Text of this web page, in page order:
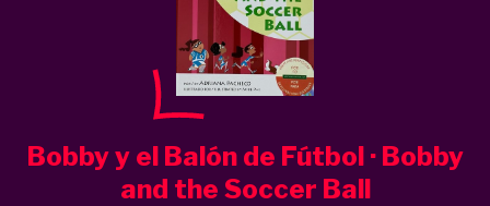
Bobby y el Balón de Fútbol · Bobby
and the Soccer Ball